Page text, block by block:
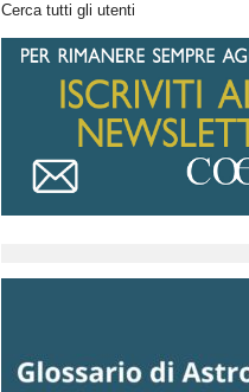
Cerca tutti gli utenti